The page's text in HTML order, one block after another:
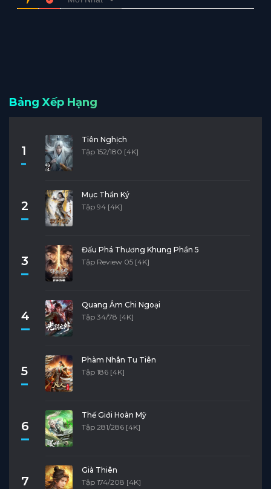
Bảng Xếp Hạng
1
Tiên Nghịch
Tập 152/180 [4K]
2
Mục Thần Ký
Tập 94 [4K]
3
Đấu Phá Thương Khung Phần 5
Tập Review 05 [4K]
4
Quang Âm Chi Ngoại
Tập 34/78 [4K]
5
Phàm Nhân Tu Tiên
Tập 186 [4K]
6
Thế Giới Hoàn Mỹ
Tập 281/286 [4K]
7
Già Thiên
Tập 174/208 [4K]